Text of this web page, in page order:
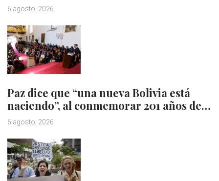
6 agosto, 2026
Paz dice que “una nueva Bolivia está
naciendo”, al conmemorar 201 años de…
6 agosto, 2026